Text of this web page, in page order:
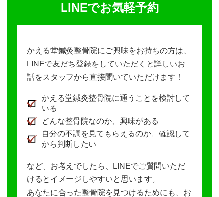
LINEでお気軽予約
かえる堂鍼灸整骨院にご興味をお持ちの方は、
LINEで友だち登録をしていただくと詳しいお
話をスタッフから直接聞いていただけます！
かえる堂鍼灸整骨院に通うことを検討して
いる
どんな整骨院なのか、興味がある
自分の不調を見てもらえるのか、確認して
から判断したい
など、お考えでしたら、LINEでご質問いただ
けるとイメージしやすいと思います。
あなたに合った整骨院を見つけるためにも、お